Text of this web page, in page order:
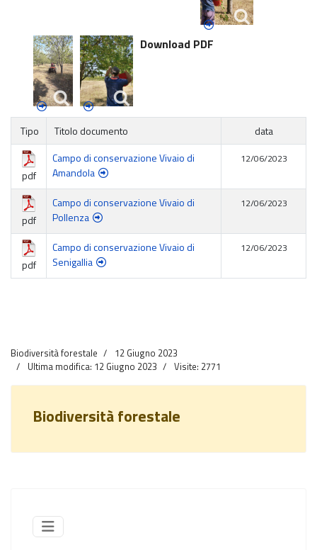
Download PDF
Tipo Titolo documento data
pdf
Campo di conservazione Vivaio di
Amandola
12/06/2023
pdf
Campo di conservazione Vivaio di
Pollenza
12/06/2023
pdf
Campo di conservazione Vivaio di
Senigallia
12/06/2023
Biodiversità forestale
12 Giugno 2023
Ultima modifica: 12 Giugno 2023
Visite: 2771
Biodiversità forestale